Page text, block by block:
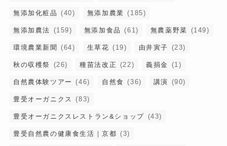
無添加化粧品 (40) 無添加農業 (185)
無添加農法 (159) 無添加食品 (61) 無農薬野菜 (149)
環境農業新聞 (64) 生草花 (19) 由井寅子 (23)
秋の収穫祭 (26) 種苗法改正 (22) 義捐金 (1)
自然農体験ツアー (46) 自然食 (36) 講演 (90)
豊受オーガニクス (83)
豊受オーガニクスレストラン&ショップ (43)
豊受自然農の健康食生活｜京都 (3)